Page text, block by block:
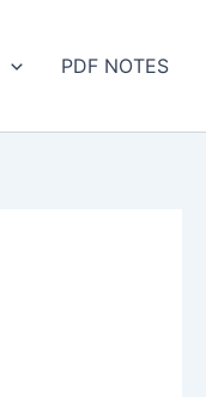
PDF NOTES